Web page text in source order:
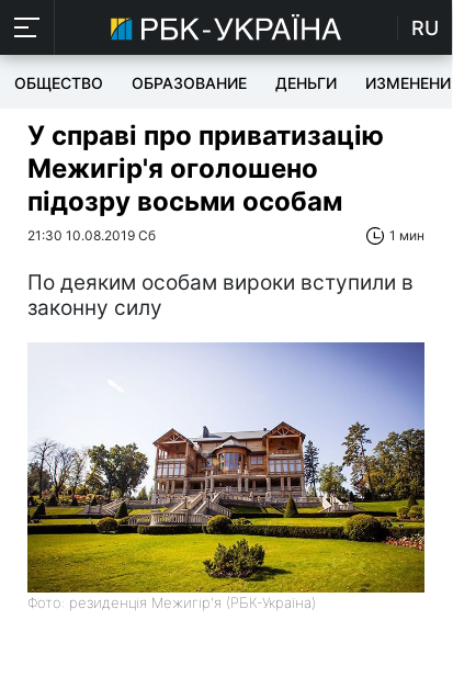
RU
ОБЩЕСТВО ОБРАЗОВАНИЕ ДЕНЬГИ ИЗМЕНЕНИЯ
У справі про приватизацію
Межигір'я оголошено
підозру восьми особам
21:30 10.08.2019 Сб 1 мин
По деяким особам вироки вступили в
законну силу
Фото: резиденція Межигір'я (РБК-Україна)